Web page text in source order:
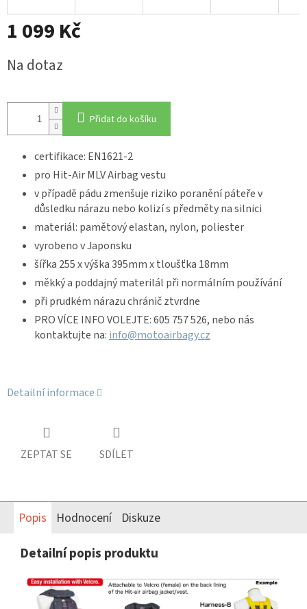
1 099 Kč
Měrná
cena:
Na dotaz
Přidat do košíku
certifikace: EN1621-2
pro Hit-Air MLV Airbag vestu
v případě pádu zmenšuje riziko poranění páteře v
důsledku nárazu nebo kolizí s předměty na silnici
materiál: pamětový elastan, nylon, poliester
vyrobeno v Japonsku
šířka 255 x výška 395mm x tloušťka 18mm
měkký a poddajný materilál při normálním používání
při prudkém nárazu chránič ztvrdne
PRO VÍCE INFO VOLEJTE: 605 757 526, nebo nás
kontaktujte na:info@motoairbagy.cz
Detailní informace
ZEPTAT SE SDÍLET
Popis Hodnocení Diskuze
Detailní popis produktu